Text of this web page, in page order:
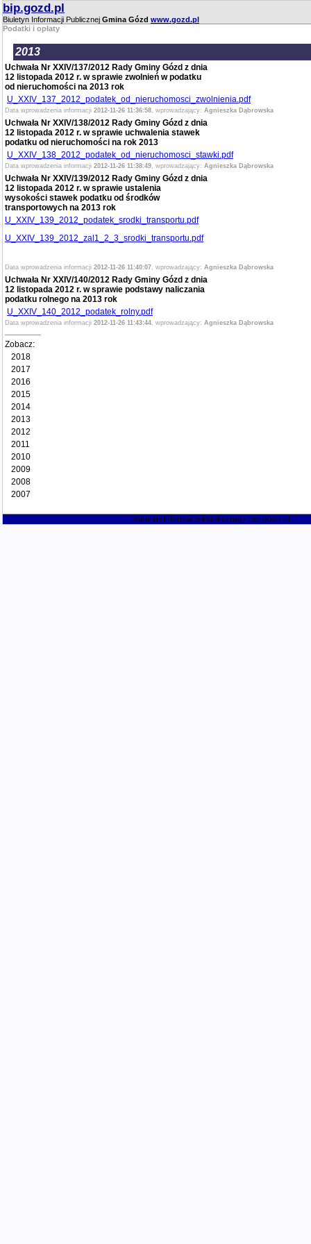
bip.gozd.pl
Biuletyn Informacji Publicznej Gmina Gózd www.gozd.pl
Podatki i opłaty
2013
Uchwała Nr XXIV/137/2012 Rady Gminy Gózd z dnia
12 listopada 2012 r. w sprawie zwolnień w podatku
od nieruchomości na 2013 rok
U_XXIV_137_2012_podatek_od_nieruchomosci_zwolnienia.pdf
Data wprowadzenia informacji 2012-11-26 11:36:58, wprowadzający: Agnieszka Dąbrowska
Uchwała Nr XXIV/138/2012 Rady Gminy Gózd z dnia
12 listopada 2012 r. w sprawie uchwalenia stawek
podatku od nieruchomości na rok 2013
U_XXIV_138_2012_podatek_od_nieruchomosci_stawki.pdf
Data wprowadzenia informacji 2012-11-26 11:38:49, wprowadzający: Agnieszka Dąbrowska
Uchwała Nr XXIV/139/2012 Rady Gminy Gózd z dnia
12 listopada 2012 r. w sprawie ustalenia
wysokości stawek podatku od środków
transportowych na 2013 rok
U_XXIV_139_2012_podatek_srodki_transportu.pdf
U_XXIV_139_2012_zal1_2_3_srodki_transportu.pdf
Data wprowadzenia informacji 2012-11-26 11:40:07, wprowadzający: Agnieszka Dąbrowska
Uchwała Nr XXIV/140/2012 Rady Gminy Gózd z dnia
12 listopada 2012 r. w sprawie podstawy naliczania
podatku rolnego na 2013 rok
U_XXIV_140_2012_podatek_rolny.pdf
Data wprowadzenia informacji 2012-11-26 11:43:44, wprowadzający: Agnieszka Dąbrowska
Zobacz:
2018
2017
2016
2015
2014
2013
2012
2011
2010
2009
2008
2007
Biuletyn Informacji Publicznej - bip.gozd.pl